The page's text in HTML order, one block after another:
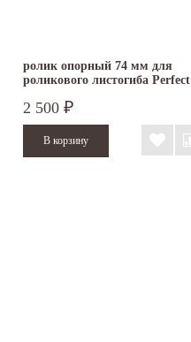
ролик опорный 74 мм для
роликового листогиба Perfect
2 500 ₽